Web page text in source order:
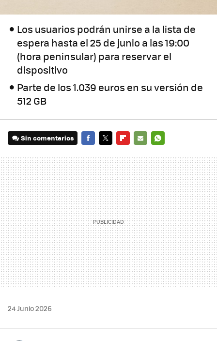
Los usuarios podrán unirse a la lista de
espera hasta el 25 de junio a las 19:00
(hora peninsular) para reservar el
dispositivo
Parte de los 1.039 euros en su versión de
512 GB
Sin comentarios
MAIL
24 Junio 2026